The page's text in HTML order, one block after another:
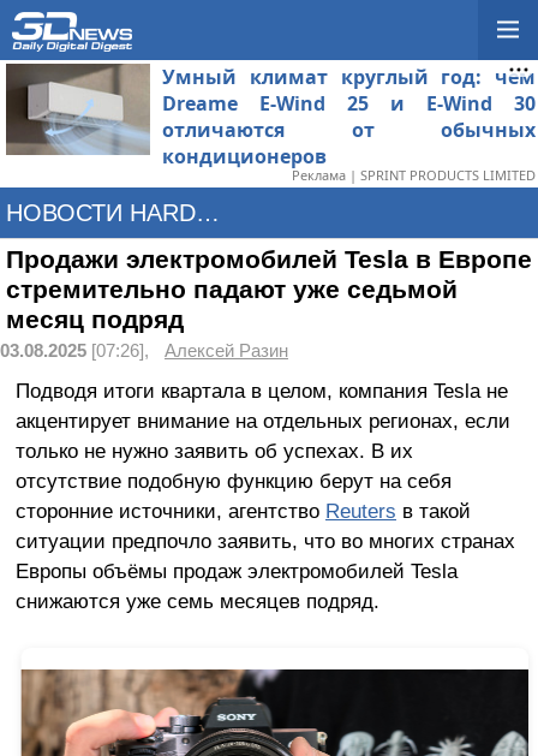
Умный климат круглый год: чем
Dreame E-Wind 25 и E-Wind 30
отличаются от обычных
кондиционеров
Реклама | SPRINT PRODUCTS LIMITED
НОВОСТИ HARDWARE
Продажи электромобилей Tesla в Европе
стремительно падают уже седьмой
месяц подряд
03.08.2025 [07:26], Алексей Разин
Подводя итоги квартала в целом, компания Tesla не
акцентирует внимание на отдельных регионах, если
только не нужно заявить об успехах. В их
отсутствие подобную функцию берут на себя
сторонние источники, агентство Reuters в такой
ситуации предпочло заявить, что во многих странах
Европы объёмы продаж электромобилей Tesla
снижаются уже семь месяцев подряд.